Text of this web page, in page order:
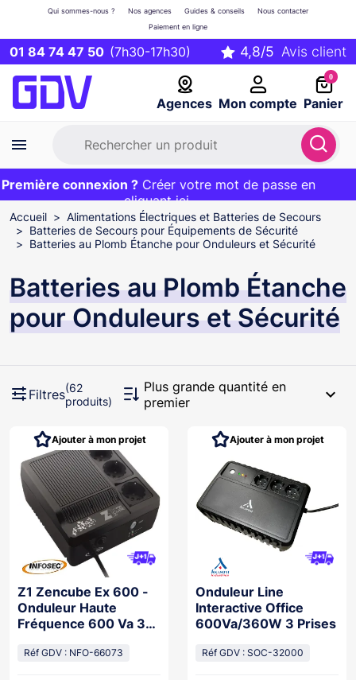
01 84 74 47 50 (7h30-17h30)
Agences Mon compte
Qui sommes-nous ? Nos agences Guides & conseils
Nous contacter
Paiement en ligne
0
Panier
Première commande ?20€ OFFERT sur votre panier
et livraison 24/48h gratuite avec le codeBIENVENUE
connexion ? Créer votre mot de passe en
cliquant ici
EXCLU WEB :
Accueil
Alimentations Électriques et Batteries de Secours
Batteries de Secours pour Équipements de Sécurité
Batteries au Plomb Étanche pour Onduleurs et Sécurité
Batteries au Plomb Étanche
pour Onduleurs et Sécurité
Filtres(62
produits)
Plus grande quantité en
premier
expand_more
Z1 Zencube Ex 600 -
Onduleur Haute
Fréquence 600 Va 3
Réf GDV : NFO-66073
Ajouter à mon projet
Onduleur Line
Interactive Office
600Va/360W 3 Prises
Réf GDV : SOC-32000
Ajouter à mon projet